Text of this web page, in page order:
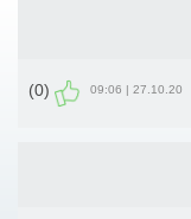
27.10.20 | 09:06
(0)